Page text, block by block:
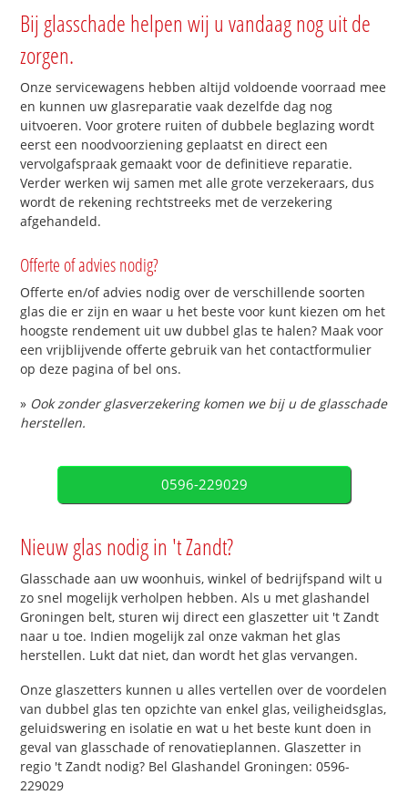
Bij glasschade helpen wij u vandaag nog uit de
zorgen.
Onze servicewagens hebben altijd voldoende voorraad mee
en kunnen uw glasreparatie vaak dezelfde dag nog
uitvoeren. Voor grotere ruiten of dubbele beglazing wordt
eerst een noodvoorziening geplaatst en direct een
vervolgafspraak gemaakt voor de definitieve reparatie.
Verder werken wij samen met alle grote verzekeraars, dus
wordt de rekening rechtstreeks met de verzekering
afgehandeld.
Offerte of advies nodig?
Offerte en/of advies nodig over de verschillende soorten
glas die er zijn en waar u het beste voor kunt kiezen om het
hoogste rendement uit uw dubbel glas te halen? Maak voor
een vrijblijvende offerte gebruik van het contactformulier
op deze pagina of bel ons.
» Ook zonder glasverzekering komen we bij u de glasschade
herstellen.
0596-229029
Nieuw glas nodig in 't Zandt?
Glasschade aan uw woonhuis, winkel of bedrijfspand wilt u
zo snel mogelijk verholpen hebben. Als u met glashandel
Groningen belt, sturen wij direct een glaszetter uit 't Zandt
naar u toe. Indien mogelijk zal onze vakman het glas
herstellen. Lukt dat niet, dan wordt het glas vervangen.
Onze glaszetters kunnen u alles vertellen over de voordelen
van dubbel glas ten opzichte van enkel glas, veiligheidsglas,
geluidswering en isolatie en wat u het beste kunt doen in
geval van glasschade of renovatieplannen. Glaszetter in
regio 't Zandt nodig? Bel Glashandel Groningen: 0596-
229029